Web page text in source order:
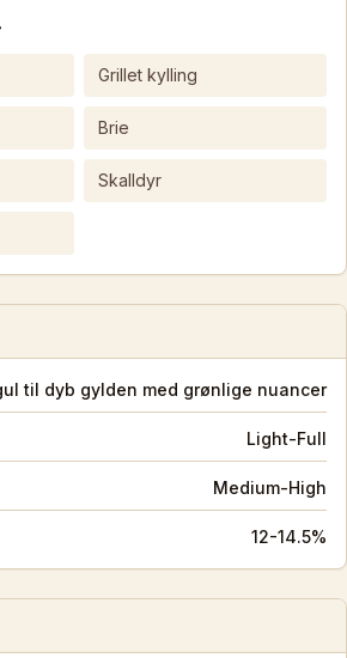
Grillet kylling
Brie
Skalldyr
til dyb gylden med grønlige nuancer
Light-Full
Medium-High
12-14.5%